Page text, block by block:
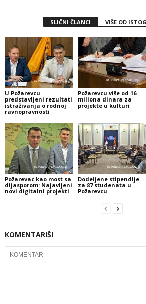
SLIČNI ČLANCI VIŠE OD
U Požarevcu
predstavljeni rezultati
istraživanja o rodnoj
ravnopravnosti
Požarevcu više od 16
miliona dinara za
projekte u kulturi
Požarevac kao most sa
dijasporom: Najavljeni
novi digitalni projekti
Dodeljene stipendije
za 87 studenata u
Požarevcu
KOMENTARIŠI